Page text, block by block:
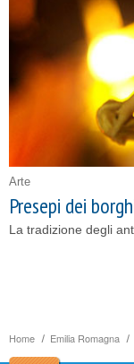
Home Emilia Romagna
Arte
Presepi dei
La tradizione degli